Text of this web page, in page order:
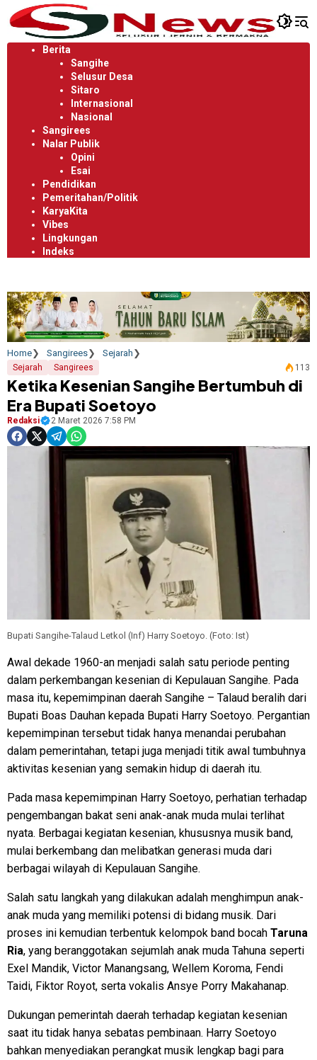
Langsung
ke
konten
Berita
Sangihe
Selusur Desa
Sitaro
Internasional
Nasional
Sangirees
Nalar Publik
Opini
Esai
Pendidikan
Pemeritahan/Politik
KaryaKita
Vibes
Lingkungan
Indeks
Home Sangirees Sejarah
Sejarah Sangirees 113
Ketika Kesenian Sangihe Bertumbuh di
Era Bupati Soetoyo
Redaksi 2 Maret 2026 7:58 PM
Bupati Sangihe-Talaud Letkol (Inf) Harry Soetoyo. (Foto: Ist)
Awal dekade 1960-an menjadi salah satu periode penting
dalam perkembangan kesenian di Kepulauan Sangihe. Pada
masa itu, kepemimpinan daerah Sangihe – Talaud beralih dari
Bupati Boas Dauhan kepada Bupati Harry Soetoyo. Pergantian
kepemimpinan tersebut tidak hanya menandai perubahan
dalam pemerintahan, tetapi juga menjadi titik awal tumbuhnya
aktivitas kesenian yang semakin hidup di daerah itu.
Pada masa kepemimpinan Harry Soetoyo, perhatian terhadap
pengembangan bakat seni anak-anak muda mulai terlihat
nyata. Berbagai kegiatan kesenian, khususnya musik band,
mulai berkembang dan melibatkan generasi muda dari
berbagai wilayah di Kepulauan Sangihe.
Salah satu langkah yang dilakukan adalah menghimpun anak-
anak muda yang memiliki potensi di bidang musik. Dari
proses ini kemudian terbentuk kelompok band bocah Taruna
Ria, yang beranggotakan sejumlah anak muda Tahuna seperti
Exel Mandik, Victor Manangsang, Wellem Koroma, Fendi
Taidi, Fiktor Royot, serta vokalis Ansye Porry Makahanap.
Dukungan pemerintah daerah terhadap kegiatan kesenian
saat itu tidak hanya sebatas pembinaan. Harry Soetoyo
bahkan menyediakan perangkat musik lengkap bagi para